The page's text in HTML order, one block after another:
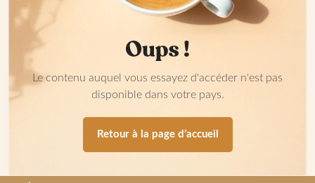
Le contenu auquel vous essayez d'accéder n'est pas
disponible dans votre pays.
Retour à la page d’accueil